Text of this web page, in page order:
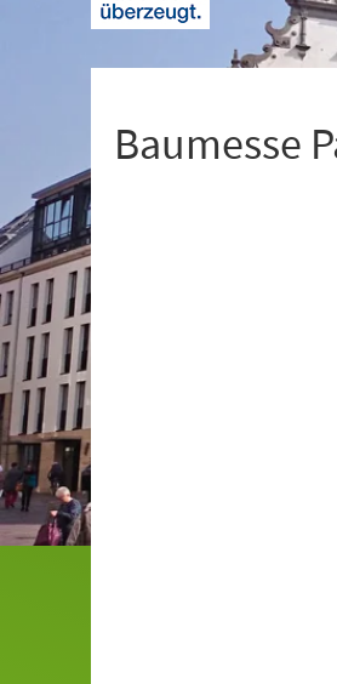
Baumesse